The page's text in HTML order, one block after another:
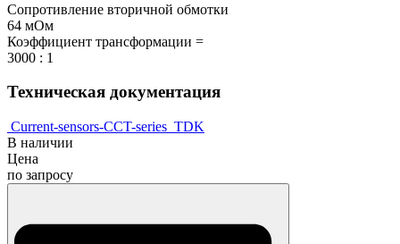
Сопротивление вторичной обмотки
64 мОм
Коэффициент трансформации =
3000 : 1
Техническая документация
Current-sensors-CCT-series_TDK
В наличии
Цена
по запросу